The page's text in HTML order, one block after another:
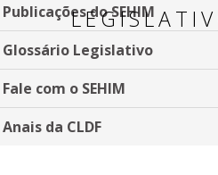
Publicações do SEHIM
Glossário Legislativo
Fale com o SEHIM
Anais da CLDF